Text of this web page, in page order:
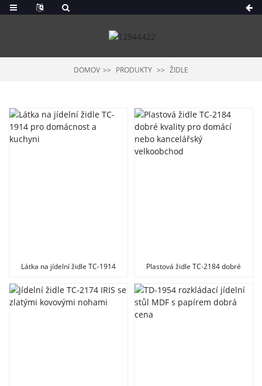
DOMOV PRODUKTY ŽIDLE
Látka na jídelní židle TC-1914
Plastová židle TC-2184 dobré
kancelářský velkoobchod